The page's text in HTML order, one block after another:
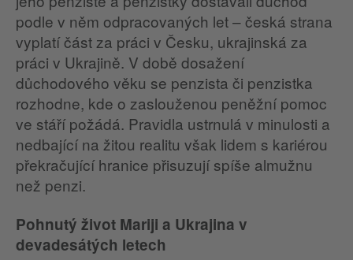
podle v něm odpracovaných let – česká strana
vyplatí část za práci v Česku, ukrajinská za
práci v Ukrajině. V době dosažení
důchodového věku se penzista či penzistka
rozhodne, kde o zaslouženou peněžní pomoc
ve stáří požádá. Pravidla ustrnulá v minulosti a
nedbající na žitou realitu však lidem s kariérou
překračující hranice přisuzují spíše almužnu
než penzi.
Pohnutý život Mariji a Ukrajina v
devadesátých letech